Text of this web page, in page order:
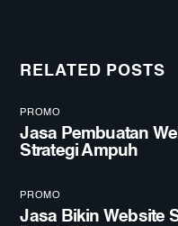
RELATED POSTS
PROMO
Jasa Pembuatan
Strategi Ampuh
PROMO
Jasa Bikin Website